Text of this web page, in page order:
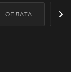
ОПЛАТА